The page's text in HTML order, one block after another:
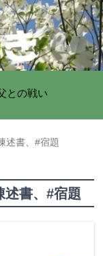
との戦い
述書、#宿題
述書、#宿題